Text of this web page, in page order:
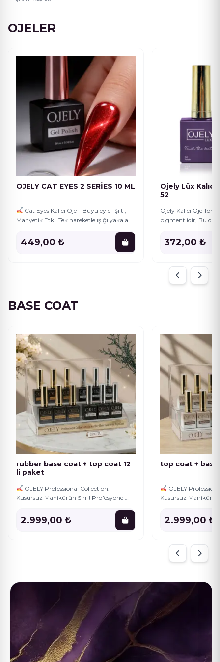
OJELER
OJELY CAT EYES 2 SERİES 10 ML
Cat Eyes Kalıcı Oje – Büyüleyici Işıltı,
Manyetik Etki! Tek hareketle ışığı yakala
449,00 ₺
Ojely Lüx Kalıcı
52
Ojely Kalıcı Oje
pigmentlidir, Bu
kolaylaştırır.
372,00 ₺
BASE COAT
rubber base coat + top coat 12
li paket
OJELY Professional Collection:
Kusursuz Manikürün Sırrı! Profesyonel
şey bu özel sette! OJELY markasının en
2.999,00 ₺
top coat +
OJELY
Kusursuz Manikürün
şey bu özel sette!
2.999,00 ₺